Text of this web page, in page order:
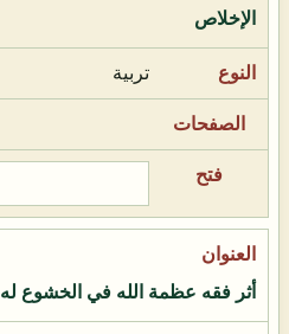
الإخلاص
تربية
أثر فقه عظمة الله في الخشوع له